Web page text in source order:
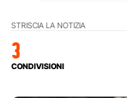
STRISCIA LA NOTIZIA
3
CONDIVISIONI